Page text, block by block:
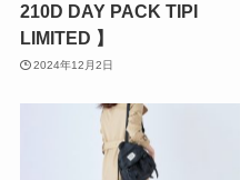
210D DAY PACK TIPI
LIMITED 】
2024年12月2日